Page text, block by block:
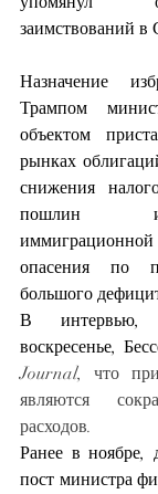
заимствований
Назначение
Трампом
объектом
рынках
снижения
пошлин и
опасения по
большого
В интервью,
воскресенье,
Journal, что
являются
расходов.
Ранее в ноябре,
пост министра